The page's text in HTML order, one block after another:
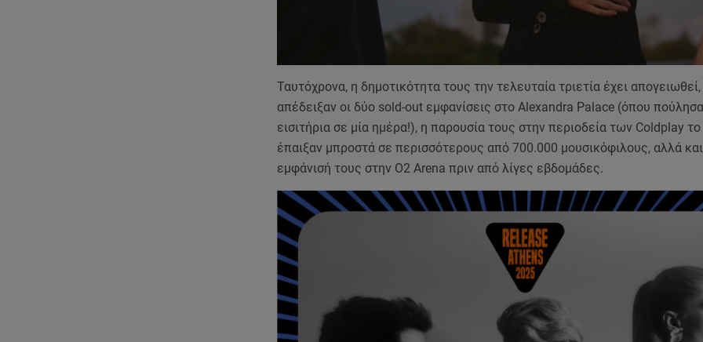
Ταυτόχρονα, η δημοτικότητα τους την τελευταία τριετία έχει
απέδειξαν οι δύο sold-out εμφανίσεις στο Alexandra Palace (όπου
εισιτήρια σε μία ημέρα!), η παρουσία τους στην περιοδεία των Coldplay
έπαιξαν μπροστά σε περισσότερους από 700.000 μουσικόφιλους, αλλά
εμφάνισή τους στην Ο2 Arena πριν από λίγες εβδομάδες.